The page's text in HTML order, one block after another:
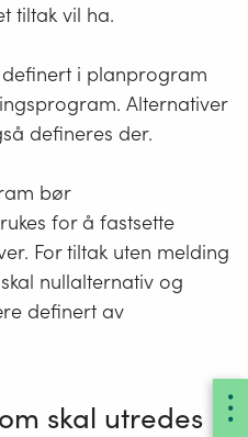
tiltak vil ha.
i planprogram
Alternativer
defineres der.
bør
for å fastsette
For tiltak uten melding
nullalternativ og
definert av
skal utredes